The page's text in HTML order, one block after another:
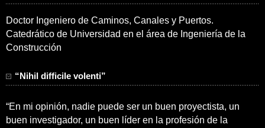
Doctor Ingeniero de Caminos, Canales y Puertos.
Catedrático de Universidad en el área de Ingeniería de la
Construcción
“Nihil difficile volenti”
“En mi opinión, nadie puede ser un buen proyectista, un
buen investigador, un buen líder en la profesión de la